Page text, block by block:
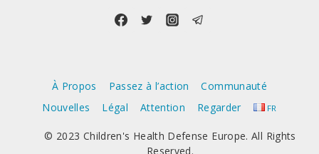
À Propos Passez à l’action
Communauté
Nouvelles
Légal Attention Regarder FR
© 2023 Children's Health Defense Europe. All Rights
Reserved.